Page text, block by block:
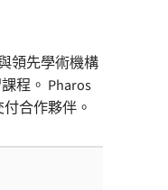
領先學術機構
程。 Pharos
付合作夥伴。